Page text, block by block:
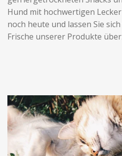
Hund mit hochwertigen
noch heute und lassen Sie
Frische unserer Produkte